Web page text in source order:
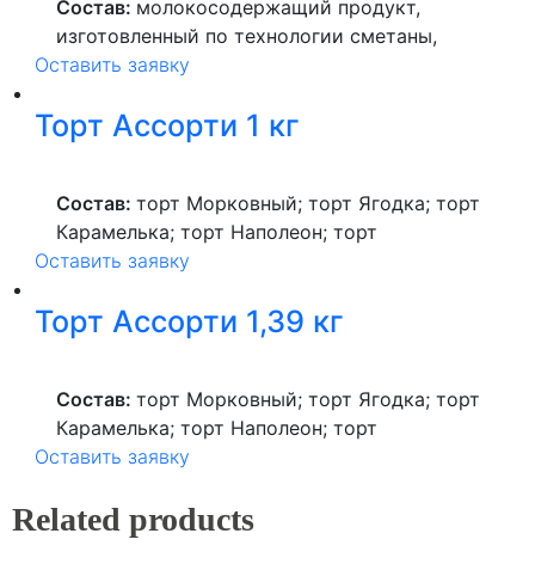
Состав: молокосодержащий продукт,
изготовленный по технологии сметаны,
сметана, сахар, мука пшеничная высшего
порошок йогуртовый, какао-порошок,
начинка со вкусом шоколада, соль,
Оставить заявку
Торт Ассорти 1 кг
Состав: торт Морковный; торт Ягодка; торт
Карамелька; торт Наполеон; торт
Брусничный; торт Шоколадный лес.
Оставить заявку
Торт Ассорти 1,39 кг
Состав: торт Морковный; торт Ягодка; торт
Карамелька; торт Наполеон; торт
Брусничный; торт Шоколадный лес.
Оставить заявку
Related products